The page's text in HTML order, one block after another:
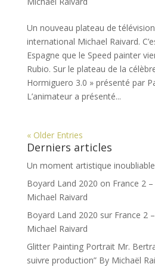
Un nouveau plateau de
international Michael Raivard.
Espagne que le Speed painter
Rubio. Sur le plateau de la
Hormiguero 3.0 » présenté par
L’animateur a présenté...
« Older Entries
Derniers articles
Un moment artistique
Boyard Land 2020 on France 2
Michael Raivard
Boyard Land 2020 sur France 2
Michael Raivard
Glitter Painting Portrait Mr.
suivre production” By Michaël